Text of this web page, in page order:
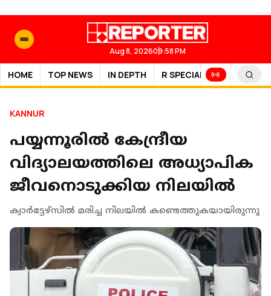
Aug 8, 202609:58 PM
HOME TOP NEWS IN DEPTH R SPECIAL SPORTS
KANNUR
പയ്യന്നൂരില്‍ കേന്ദ്രീയ
വിദ്യാലയത്തിലെ അധ്യാപിക
ജീവനൊടുക്കിയ നിലയില്‍
ക്വാര്‍ട്ടേഴ്‌സില്‍ മരിച്ച നിലയില്‍ കണ്ടെത്തുകയായിരുന്നു